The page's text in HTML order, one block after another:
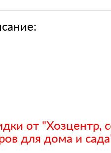
от "Хозцентр,
для дома и